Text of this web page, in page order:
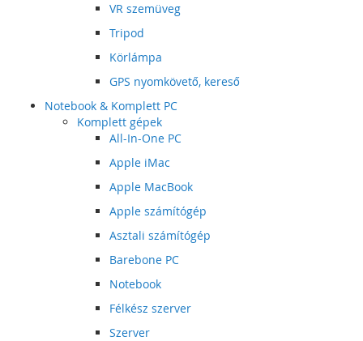
VR szemüveg
Tripod
Körlámpa
GPS nyomkövető, kereső
Notebook & Komplett PC
Komplett gépek
All-In-One PC
Apple iMac
Apple MacBook
Apple számítógép
Asztali számítógép
Barebone PC
Notebook
Félkész szerver
Szerver